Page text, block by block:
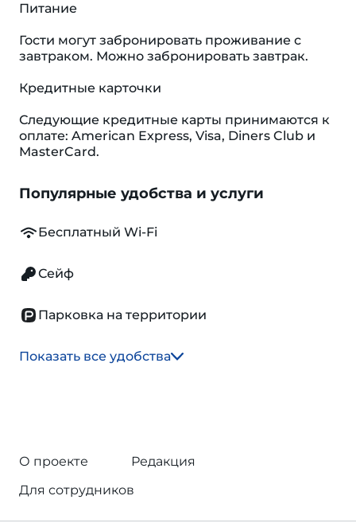
Питание
Гости могут забронировать проживание с
завтраком. Можно забронировать завтрак.
Кредитные карточки
Следующие кредитные карты принимаются к
оплате: American Express, Visa, Diners Club и
MasterCard.
Популярные удобства и услуги
Бесплатный Wi-Fi
Сейф
Парковка на территории
Показать все удобства
О проекте
Редакция
Для сотрудников